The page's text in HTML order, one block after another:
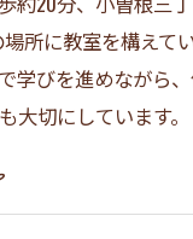
所に教室を構えてい
学びを進めながら
大切にしています。